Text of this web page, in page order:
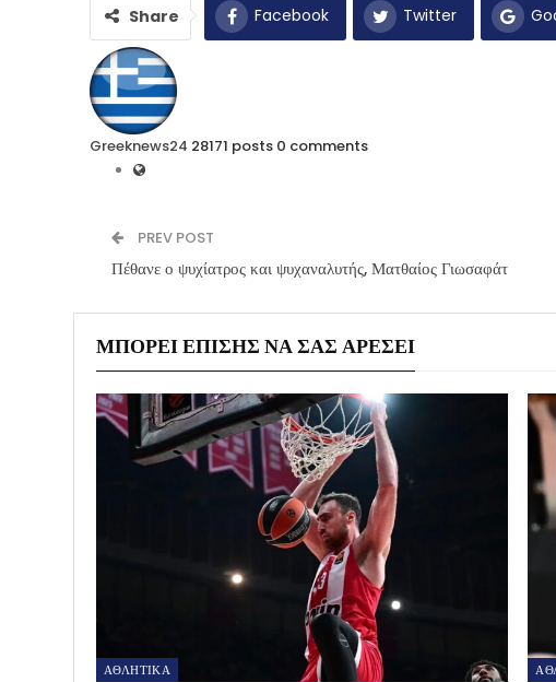
Share Facebook Twitter
Greeknews24 28171 posts 0 comments
PREV POST
Πέθανε ο ψυχίατρος και ψυχαναλυτής, Ματθαίος Γιωσαφάτ
ΜΠΟΡΕΊ ΕΠΊΣΗΣ ΝΑ ΣΑΣ ΑΡΈΣΕΙ
ΑΘΛΗΤΙΚΑ